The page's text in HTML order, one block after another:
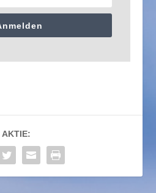
AKTIE: